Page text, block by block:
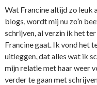
Wat Francine altijd zo leuk
blogs, wordt mij nu zo’n
schrijven, al verzin ik het
Francine gaat. Ik vond het
uitleggen, dat alles wat ik
mijn relatie met haar weer
verder te gaan met